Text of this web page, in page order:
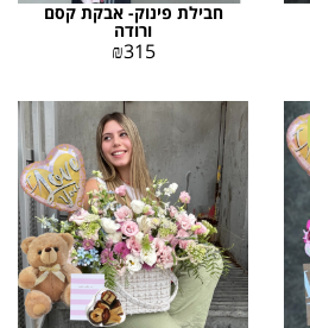
חבילת פינוק- אבקת קסם
ורודה
₪315